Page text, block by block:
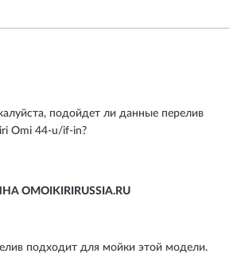
подойдет ли данные перелив
Omi 44-u/if-in?
OMOIKIRIRUSSIA.RU
подходит для мойки этой модели.